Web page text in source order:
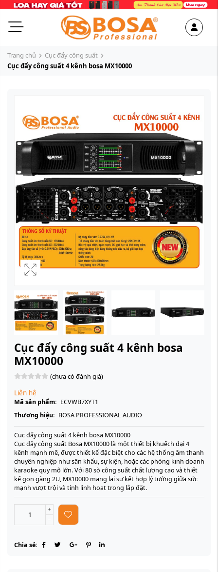
Trang chủ
Cục đẩy công suất
Cục đẩy công suất 4 kênh bosa MX10000
Cục đẩy công suất 4 kênh bosa
MX10000
(chưa có đánh giá)
Liên hệ
Mã sản phẩm: ECVWB7XYT1
Thương hiệu: BOSA PROFESSIONAL AUDIO
Cục đẩy công suất 4 kênh bosa MX10000
Cục đẩy công suất Bosa MX10000 là một thiết bị khuếch đại 4
kênh mạnh mẽ, được thiết kế đặc biệt cho các hệ thống âm thanh
chuyên nghiệp như sân khấu, sự kiện, hoặc các phòng kinh doanh
karaoke quy mô lớn. Với 80 sò công suất chất lượng cao và thiết
kế gọn gàng 2U, MX10000 mang lại sự kết hợp lý tưởng giữa sức
mạnh vượt trội và tính linh hoạt trong lắp đặt.
Chia sẻ: